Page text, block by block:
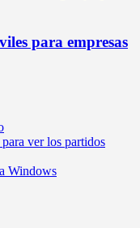
para empresas
ver los partidos
Windows